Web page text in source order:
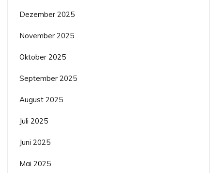
Dezember 2025
November 2025
Oktober 2025
September 2025
August 2025
Juli 2025
Juni 2025
Mai 2025